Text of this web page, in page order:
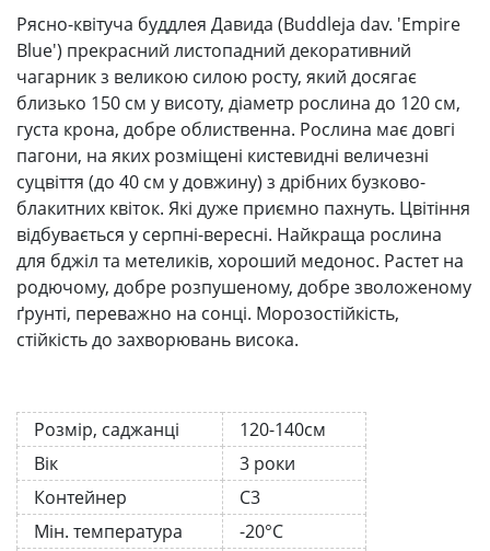
Рясно-квітуча буддлея Давида (Buddleja dav. 'Empire
Blue') прекрасний листопадний декоративний
чагарник з великою силою росту, який досягає
близько 150 см у висоту, діаметр рослина до 120 см,
густа крона, добре облиственна. Рослина має довгі
пагони, на яких розміщені кистевидні величезні
суцвіття (до 40 см у довжину) з дрібних бузково-
блакитних квіток. Які дуже приємно пахнуть. Цвітіння
відбувається у серпні-вересні. Найкраща рослина
для бджіл та метеликів, хороший медонос. Растет на
родючому, добре розпушеному, добре зволоженому
ґрунті, переважно на сонці. Морозостійкість,
стійкість до захворювань висока.
Розмір, саджанці
120-140см
Вік
3 роки
Контейнер
С3
Мін. температура
-20°C